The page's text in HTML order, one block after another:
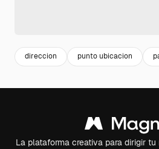
direccion punto ubicacion
La plataforma creativa para dirigir